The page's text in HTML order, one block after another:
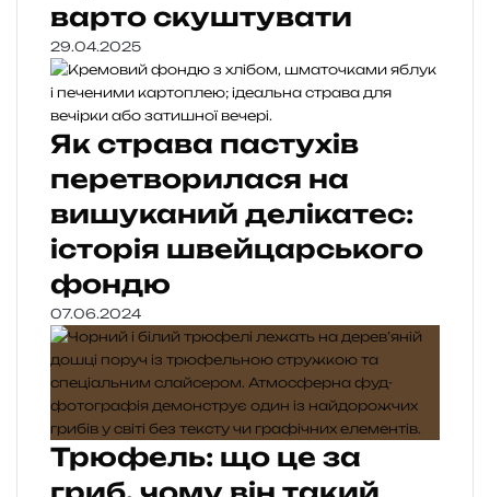
варто скуштувати
29.04.2025
Як страва пастухів
перетворилася на
вишуканий делікатес:
історія швейцарського
фондю
07.06.2024
Трюфель: що це за